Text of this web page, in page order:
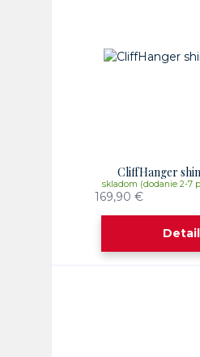
CliffHanger
169,90 €
skladom (dodanie 2-7
Detail